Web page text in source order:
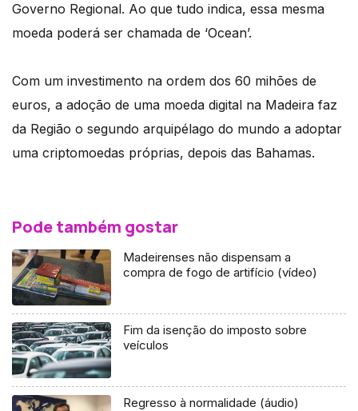
Governo Regional. Ao que tudo indica, essa mesma
moeda poderá ser chamada de ‘Ocean’.
Com um investimento na ordem dos 60 mihões de
euros, a adoção de uma moeda digital na Madeira faz
da Região o segundo arquipélago do mundo a adoptar
uma criptomoedas próprias, depois das Bahamas.
Pode também gostar
Madeirenses não dispensam a
compra de fogo de artifício (vídeo)
Fim da isenção do imposto sobre
veículos
Regresso à normalidade (áudio)